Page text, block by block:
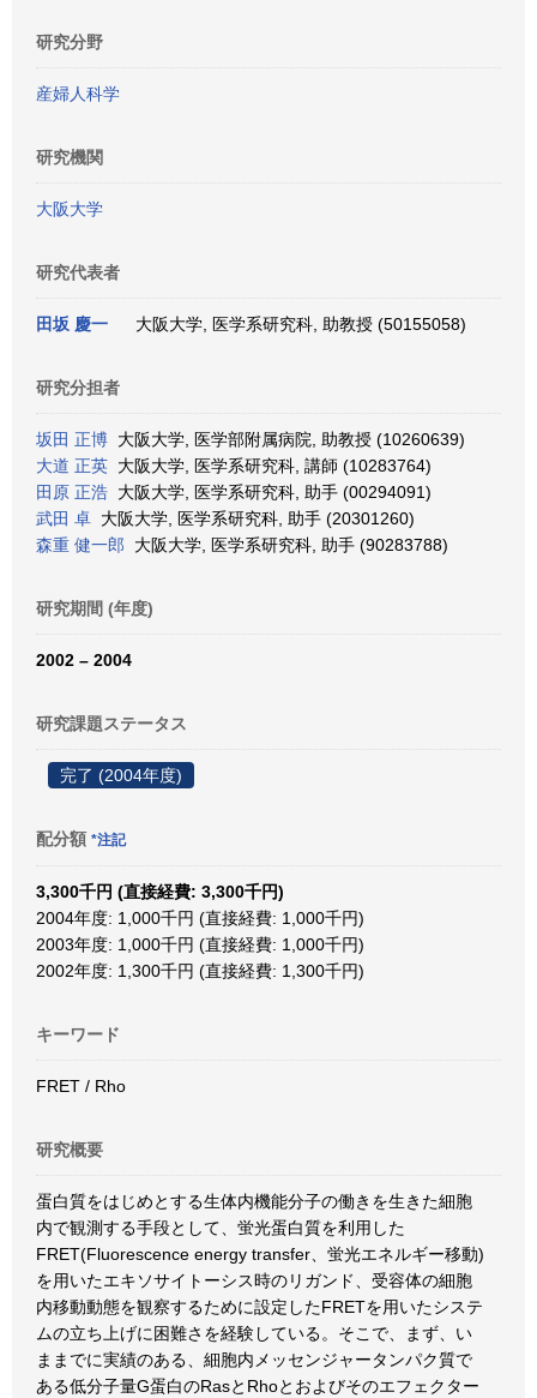
研究分野
産婦人科学
研究機関
大阪大学
研究代表者
田坂 慶一 大阪大学, 医学系研究科, 助教授 (50155058)
研究分担者
坂田 正博 大阪大学, 医学部附属病院, 助教授 (10260639)
大道 正英 大阪大学, 医学系研究科, 講師 (10283764)
田原 正浩 大阪大学, 医学系研究科, 助手 (00294091)
武田 卓 大阪大学, 医学系研究科, 助手 (20301260)
森重 健一郎 大阪大学, 医学系研究科, 助手 (90283788)
研究期間 (年度)
2002 – 2004
研究課題ステータス
完了 (2004年度)
配分額 *注記
3,300千円 (直接経費: 3,300千円)
2004年度: 1,000千円 (直接経費: 1,000千円)
2003年度: 1,000千円 (直接経費: 1,000千円)
2002年度: 1,300千円 (直接経費: 1,300千円)
キーワード
FRET / Rho
研究概要
蛋白質をはじめとする生体内機能分子の働きを生きた細胞
内で観測する手段として、蛍光蛋白質を利用した
FRET(Fluorescence energy transfer、蛍光エネルギー移動)
を用いたエキソサイトーシス時のリガンド、受容体の細胞
内移動動態を観察するために設定したFRETを用いたシステ
ムの立ち上げに困難さを経験している。そこで、まず、い
ままでに実績のある、細胞内メッセンジャータンパク質で
ある低分子量G蛋白のRasとRhoとおよびそのエフェクター